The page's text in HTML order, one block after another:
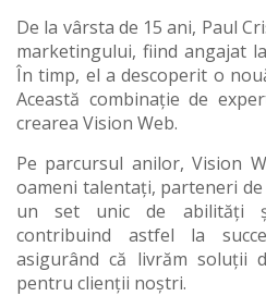
De la vârsta de 15 ani, Paul
marketingului, fiind angajat
În timp, el a descoperit o
Această combinație de
crearea Vision Web.
Pe parcursul anilor, Vision
oameni talentați, parteneri de
un set unic de abilități
contribuind astfel la
asigurând că livrăm soluții
pentru clienții noștri.